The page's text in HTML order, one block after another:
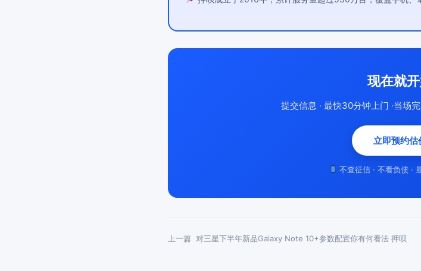
现在就
提交信息 · 最快30分钟上门 ·当场
立即预约估
不查征信 · 不看负债 ·
上一篇 对三星下半年新品Galaxy Note 10+参数配置你有何看法 押呗